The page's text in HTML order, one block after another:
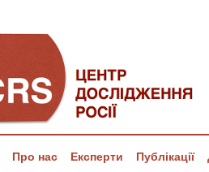
Про нас Експерти Публікації